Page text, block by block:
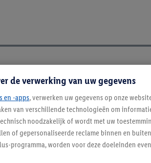
de verwerking van uw gegevens
en -apps, verwerken uw gegevens op onze
van verschillende technologieën om
noodzakelijk of wordt met uw
of gepersonaliseerde reclame binnen en
programma, worden voor deze doeleinden